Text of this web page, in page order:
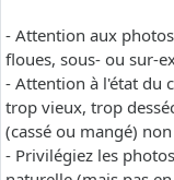
- Attention aux
floues, sous- ou sur-
- Attention à l'état du
trop vieux, trop
(cassé ou mangé)
- Privilégiez les